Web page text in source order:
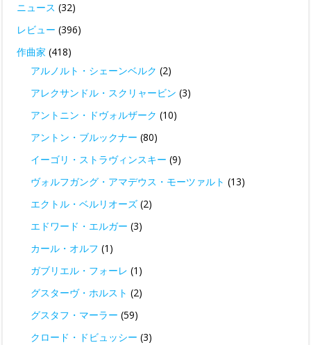
ニュース (32)
レビュー (396)
作曲家 (418)
アルノルト・シェーンベルク (2)
アレクサンドル・スクリャービン (3)
アントニン・ドヴォルザーク (10)
アントン・ブルックナー (80)
イーゴリ・ストラヴィンスキー (9)
ヴォルフガング・アマデウス・モーツァルト (13)
エクトル・ベルリオーズ (2)
エドワード・エルガー (3)
カール・オルフ (1)
ガブリエル・フォーレ (1)
グスターヴ・ホルスト (2)
グスタフ・マーラー (59)
クロード・ドビュッシー (3)